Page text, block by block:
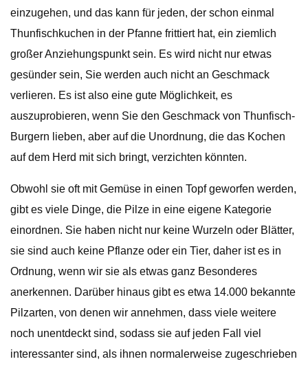
einzugehen, und das kann für jeden, der schon einmal
Thunfischkuchen in der Pfanne frittiert hat, ein ziemlich
großer Anziehungspunkt sein. Es wird nicht nur etwas
gesünder sein, Sie werden auch nicht an Geschmack
verlieren. Es ist also eine gute Möglichkeit, es
auszuprobieren, wenn Sie den Geschmack von Thunfisch-
Burgern lieben, aber auf die Unordnung, die das Kochen
auf dem Herd mit sich bringt, verzichten könnten.
Obwohl sie oft mit Gemüse in einen Topf geworfen werden,
gibt es viele Dinge, die Pilze in eine eigene Kategorie
einordnen. Sie haben nicht nur keine Wurzeln oder Blätter,
sie sind auch keine Pflanze oder ein Tier, daher ist es in
Ordnung, wenn wir sie als etwas ganz Besonderes
anerkennen. Darüber hinaus gibt es etwa 14.000 bekannte
Pilzarten, von denen wir annehmen, dass viele weitere
noch unentdeckt sind, sodass sie auf jeden Fall viel
interessanter sind, als ihnen normalerweise zugeschrieben